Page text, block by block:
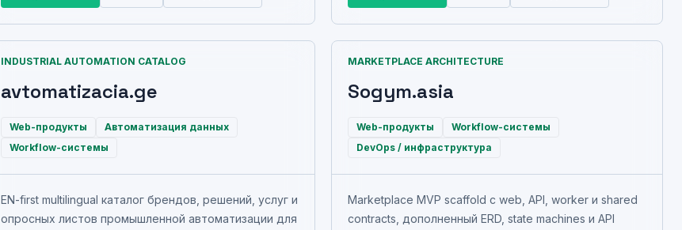
INDUSTRIAL AUTOMATION CATALOG
avtomatizacia.ge
Web-продукты
Автоматизация данных
Workflow-системы
EN-first multilingual каталог брендов, решений, услуг и
опросных листов промышленной автоматизации для
MARKETPLACE ARCHITECTURE
Sogym.asia
Web-продукты
Workflow-системы
DevOps / инфраструктура
Marketplace MVP scaffold с web, API, worker и shared
contracts, дополненный ERD, state machines и API